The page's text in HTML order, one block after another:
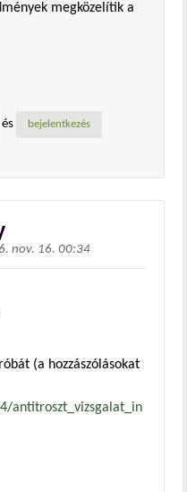
megközelítik a
és bejelentkezés
nov. 16. 00:34
(a hozzászólásokat
antitroszt_vizsgalat_in